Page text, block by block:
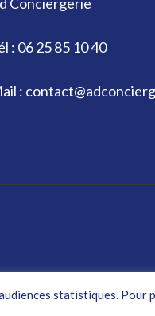
: 06 25 85 10 40
:
statistiques. Pour